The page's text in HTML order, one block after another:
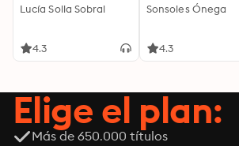
Lucía Solla Sobral
4.3
Sonsoles Ónega
4.3
Elige el plan:
Más de 650.000 títulos